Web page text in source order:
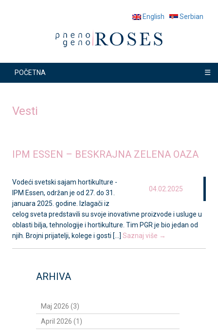
English Serbian
POČETNA ☰
Vesti
IPM ESSEN – BESKRAJNA ZELENA OAZA
04.02.2025
Vodeći svetski sajam hortikulture -
IPM Essen, održan je od 27. do 31.
januara 2025. godine. Izlagači iz
celog sveta predstavili su svoje inovativne proizvode i usluge u
oblasti bilja, tehnologije i hortikulture. Tim PGR je bio jedan od
njih. Brojni prijatelji, kolege i gosti [...] Saznaj više →
ARHIVA
Maj 2026 (3)
April 2026 (1)